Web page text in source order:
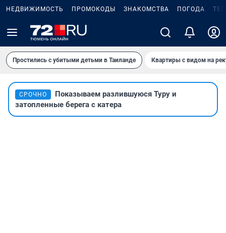
НЕДВИЖИМОСТЬ ПРОМОКОДЫ ЗНАКОМСТВА ПОГОДА
Простились с убитыми детьми в Таиланде Квартиры с видом на
СРОЧНО
Показываем разлившуюся Туру и
затопленные берега с катера